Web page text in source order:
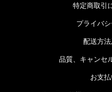
特定商取引
プライバ
配送方
品質、キャンセ
お支